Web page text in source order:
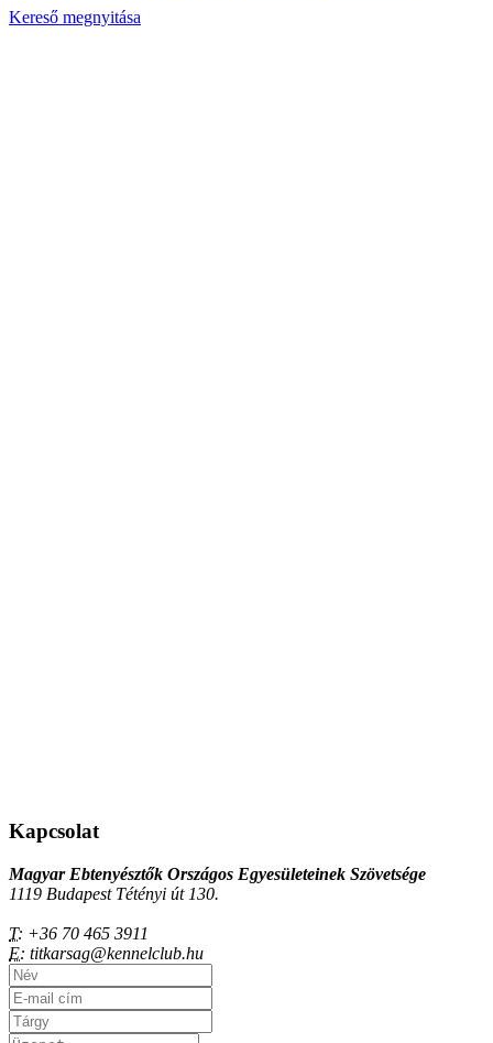
Kereső megnyitása
Kapcsolat
Magyar Ebtenyésztők Országos Egyesületeinek Szövetsége
1119 Budapest Tétényi út 130.
T: +36 70 465 3911
E: titkarsag@kennelclub.hu